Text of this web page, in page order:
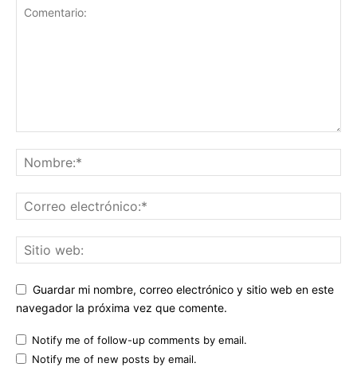
Guardar mi nombre, correo electrónico y sitio web en este
navegador la próxima vez que comente.
Notify me of follow-up comments by email.
Notify me of new posts by email.